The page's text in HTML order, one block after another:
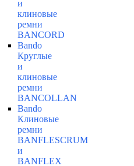
и
клиновые
ремни
BANCORD
Bando
Круглые
и
клиновые
ремни
BANCOLLAN
Bando
Клиновые
ремни
BANFLESCRUM
и
BANFLEX